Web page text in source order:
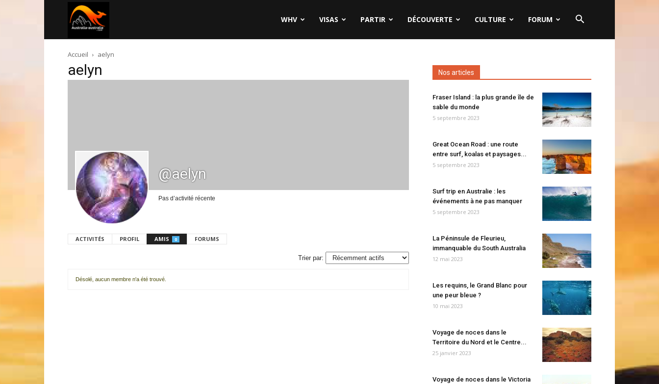
australie.com
WHV VISAS PARTIR DÉCOUVERTE CULTURE FORUM
Accueil aelyn
aelyn
@aelyn
Pas d’activité récente
ACTIVITÉS PROFIL AMIS 0 FORUMS
Trier par:
Désolé, aucun membre n'a été trouvé.
Nos articles
Fraser Island : la plus grande île de
sable du monde
5 septembre 2023
Great Ocean Road : une route
entre surf, koalas et paysages...
5 septembre 2023
Surf trip en Australie : les
événements à ne pas manquer
5 septembre 2023
La Péninsule de Fleurieu,
immanquable du South Australia
12 mai 2023
Les requins, le Grand Blanc pour
une peur bleue ?
10 mai 2023
Voyage de noces dans le
Territoire du Nord et le Centre...
25 janvier 2023
Voyage de noces dans le Victoria